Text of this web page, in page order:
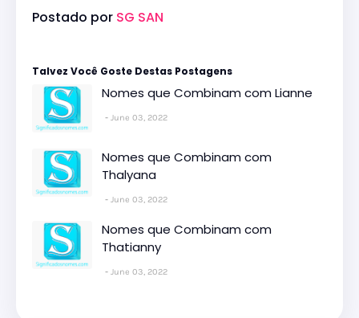
Postado por SG SAN
Talvez Você Goste Destas Postagens
Nomes que Combinam com Lianne
June 03, 2022
Nomes que Combinam com
Thalyana
June 03, 2022
Nomes que Combinam com
Thatianny
June 03, 2022